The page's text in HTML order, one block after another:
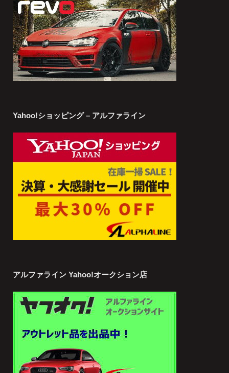
Yahoo!ショッピング – アルファライン
アルファライン Yahoo!オークション店